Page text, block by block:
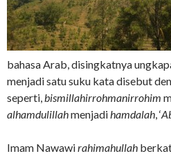
bahasa Arab, disingkatnya
menjadi satu suku kata disebut
seperti,bismillahirrohmanirrohim
alhamdulillahmenjadihamdalah, ‘
Imam Nawawirahimahullah